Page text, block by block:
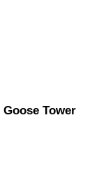
Goose Tower